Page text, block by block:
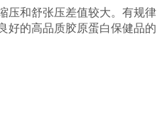
压和舒张压差值较大。有规律
好的高品质胶原蛋白保健品的